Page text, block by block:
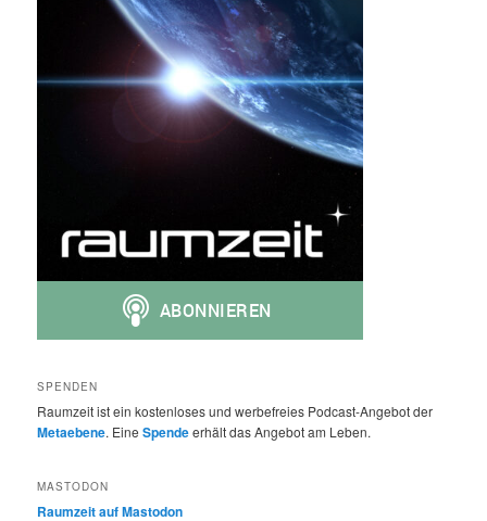
SPENDEN
Raumzeit ist ein kostenloses und werbefreies Podcast-Angebot der
Metaebene. EineSpendeerhält das Angebot am Leben.
MASTODON
Raumzeit auf Mastodon